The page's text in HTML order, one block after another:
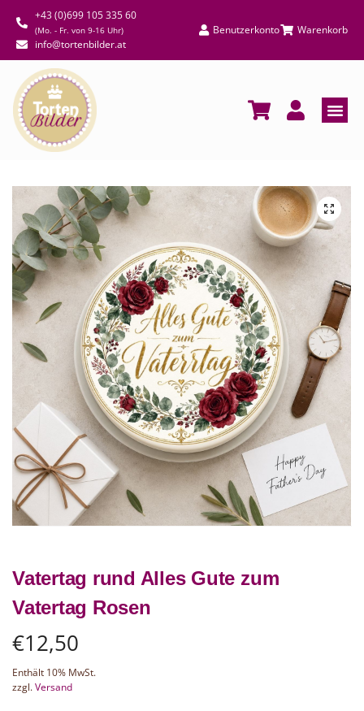
+43 (0)699 105 335 60
(Mo. - Fr. von 9-16 Uhr)
info@tortenbilder.at
Benutzerkonto Warenkorb
Vatertag rund Alles Gute zum
Vatertag Rosen
€12,50
Enthält 10% MwSt.
zzgl.Versand